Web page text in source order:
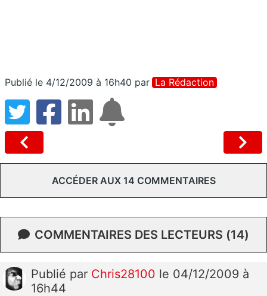
Publié le 4/12/2009 à 16h40 par La Rédaction
ACCÉDER AUX 14 COMMENTAIRES
COMMENTAIRES DES LECTEURS (14)
Publié par Chris28100 le 04/12/2009 à
16h44